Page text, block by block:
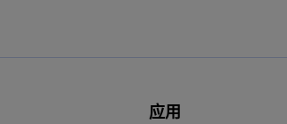
应用